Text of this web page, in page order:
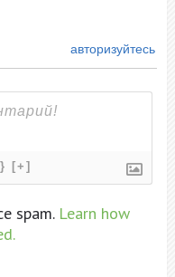
авторизуйтесь
[+]
spam. Learn how